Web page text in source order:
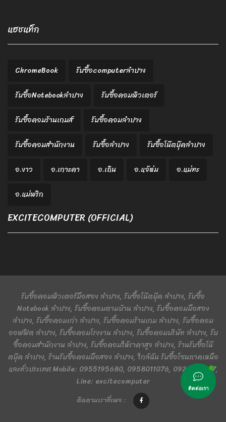
แฮชแท็ก
ChromeBook
รับซื้อcomputerลำปาง
รับซื้อNotebookลำปาง
รับซื้อคอมพิวเตอร์
รับซื้อคอมร้านเกมส์
รับซื้อคอมลำปาง
รับซื้อคอมสำนักงาน
รับซื้อลำปาง
รับซื้อโน๊ตบุ๊คลำปาง
อ.งาว
อ.เกาะคา อ.เถิน อ.แจ้ห่ม
อ.แม่ทะ
อ.แม่พริก
EXCITECOMPUTER (OFFICIAL)
รับซื้อคอมพิวเตอร์มือสอง ลำปาง, รับซื้อโน๊ตบุ๊ค ลำปาง, รับซื้อ
Notebook ลำปาง, รับซื้อคอมตามบ้าน ลำปาง, รับซื้อคอมมือสอง
ลำปาง, รับซื้อคอมเก่า ลำปาง, รับซื้อคอมร้านเกม ลำปาง, รับซื้อคอม
ออฟฟิต ลำปาง, รับซื้อคอมโรงงาน ลำปาง, รับซื้อคอมบริษัท ลำปาง, รับ
ซื้อคอมสำนักงาน ลำปาง, รับซื้อคอมให้ราคาสูง ลำปาง, ร้านรับซื้อโน๊
ตบุ๊ค ลำปาง, ร้านรับซื้อคอมมือสอง ลำปาง, ใกล้ฉัน รับซื้อโซนภาคเหนือ
และทั่วประเทศ Mobile: 0955195680, 0958011076, 0924401367,
Line: excitecomputer
ติดตามเราที่เพจ :
ติดต่อเรา